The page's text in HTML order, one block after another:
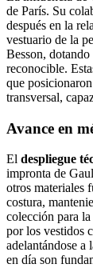
de París. Su
después en la
vestuario de la
Besson,
reconocible.
que
transversal,
Avance en
El despliegue
impronta de
otros materiales
costura,
colección para
por los vestidos
adelantándose a
en día son